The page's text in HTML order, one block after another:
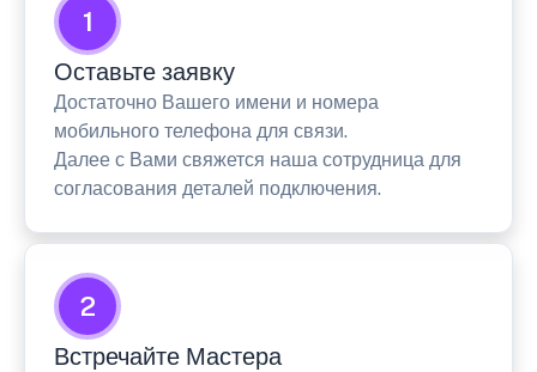
1
Оставьте заявку
Достаточно Вашего имени и номера
мобильного телефона для связи.
Далее с Вами свяжется наша сотрудница для
согласования деталей подключения.
2
Встречайте Мастера